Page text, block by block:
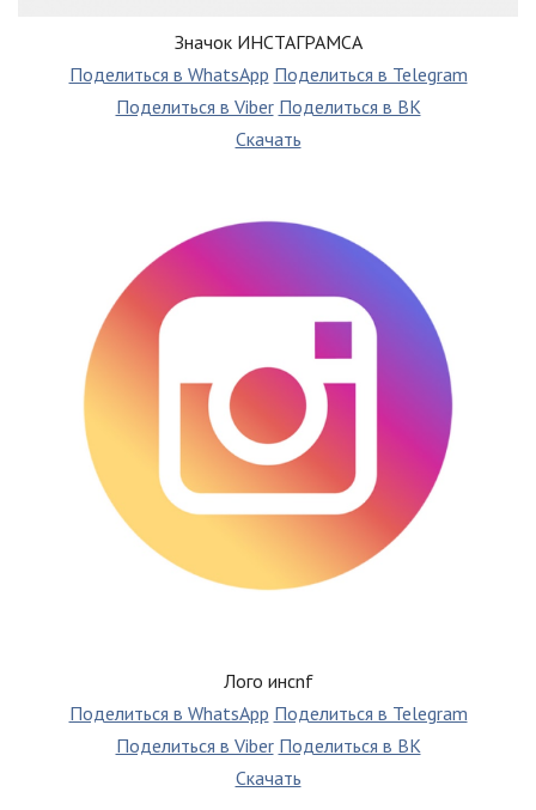
Значок ИНСТАГРАМСА
Поделиться в WhatsApp Поделиться в Telegram
Поделиться в Viber Поделиться в ВК
Скачать
Лого инсnf
Поделиться в WhatsApp Поделиться в Telegram
Поделиться в Viber Поделиться в ВК
Скачать